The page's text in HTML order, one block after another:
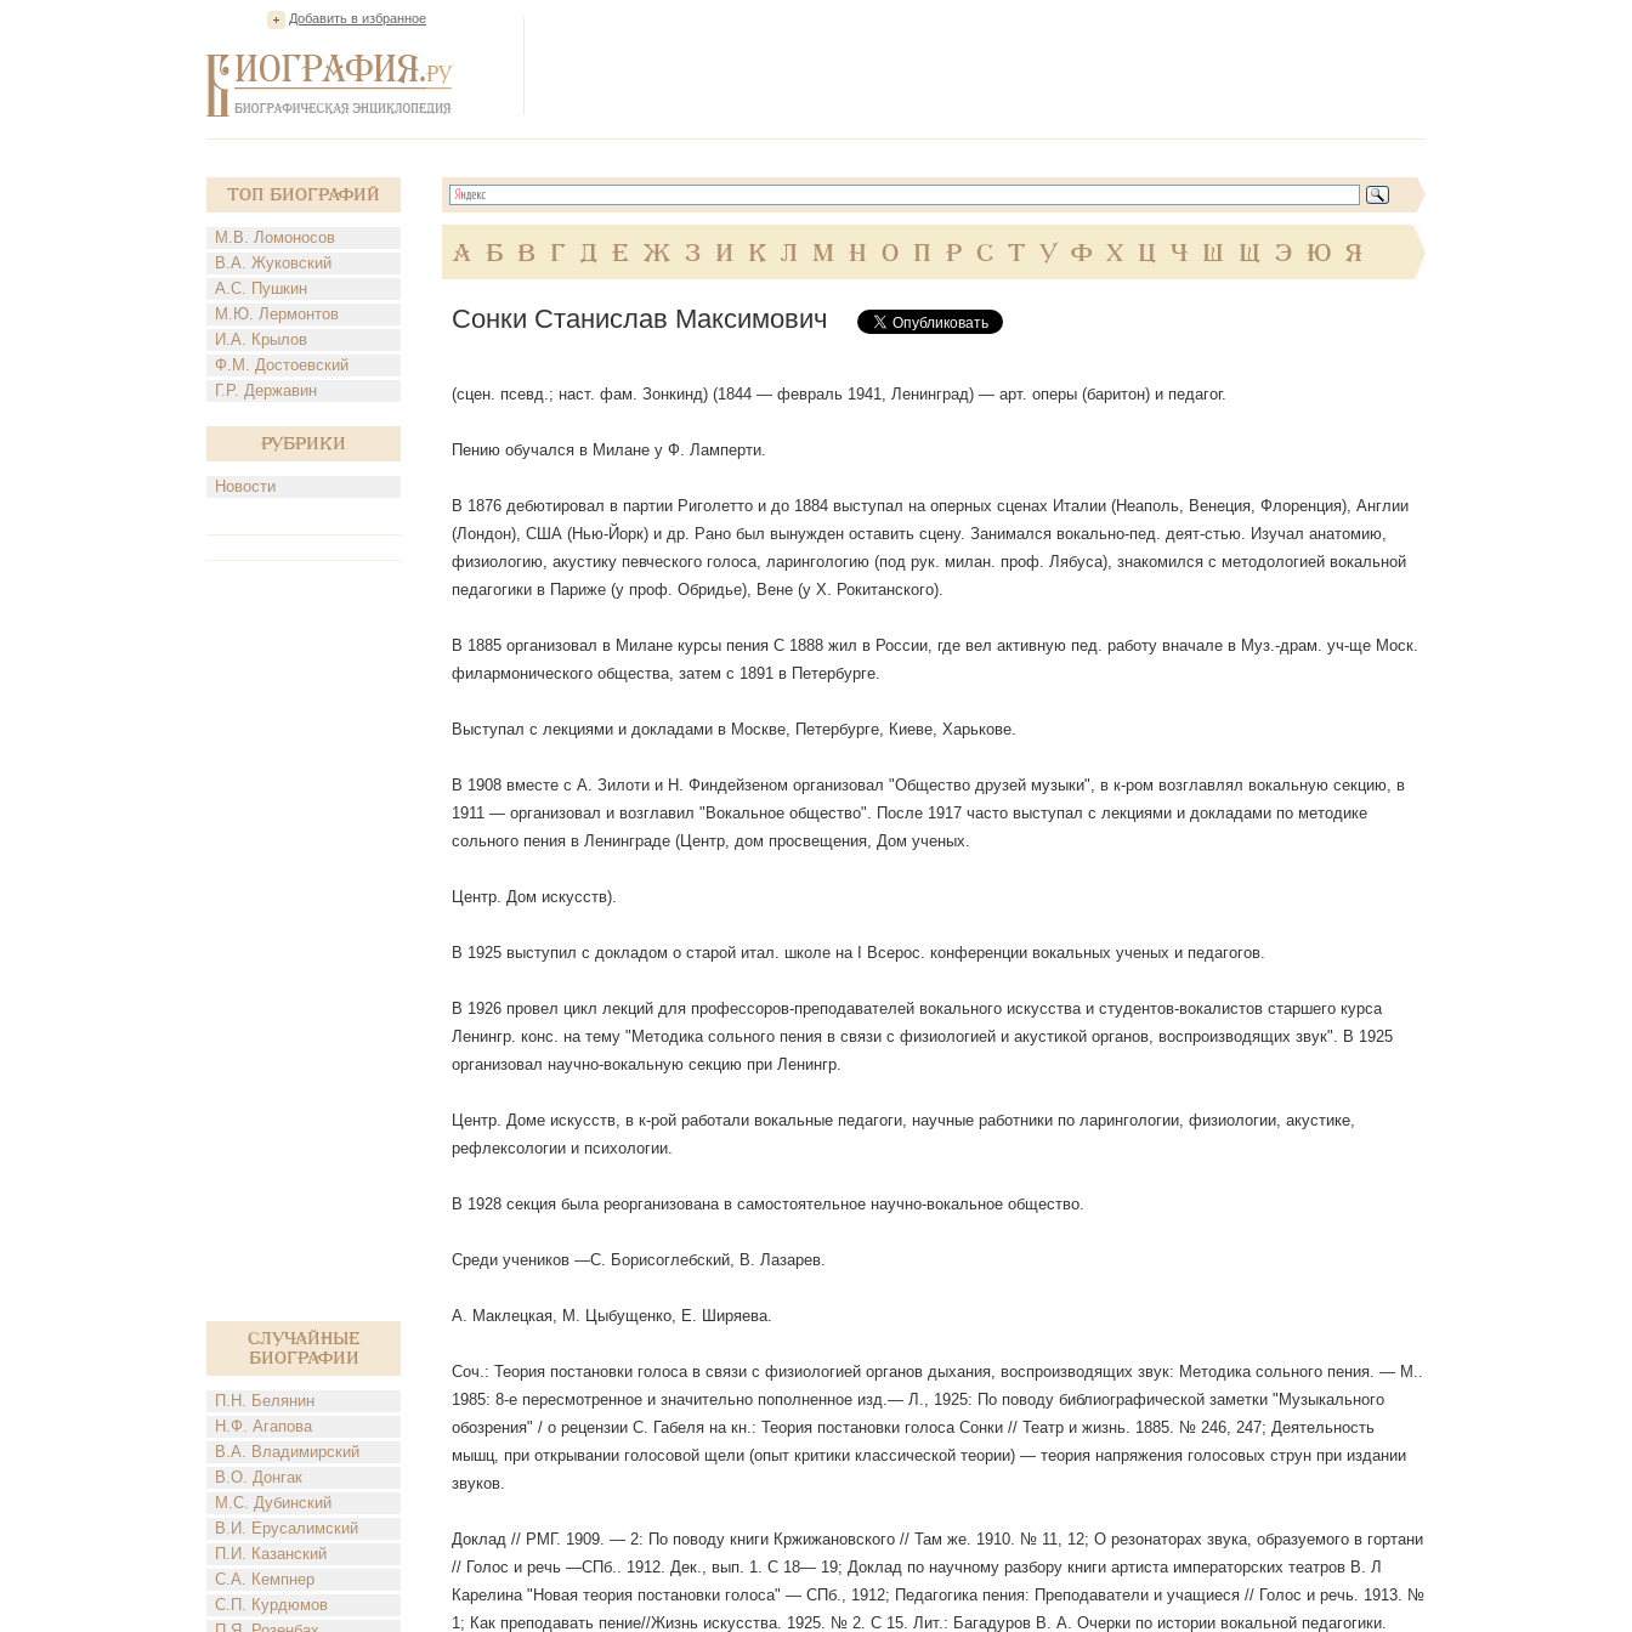
Добавить в избранное
Топ Биографий
М.В. Ломоносов
В.А. Жуковский
А.С. Пушкин
М.Ю. Лермонтов
И.А. Крылов
Ф.М. Достоевский
Г.Р. Державин
Рубрики
Новости
Случайные
биографии
П.Н. Белянин
Н.Ф. Агапова
В.А. Владимирский
В.О. Донгак
М.С. Дубинский
В.И. Ерусалимский
П.И. Казанский
С.А. Кемпнер
С.П. Курдюмов
А Б В Г Д Е Ж З И К Л М Н О П Р С Т У Ф Х Ц Ч Ш Щ Э Ю Я
Сонки Станислав Максимович
(сцен. псевд.; наст. фам. Зонкинд) (1844 — февраль 1941, Ленинград) — арт. оперы (баритон) и педагог.
Пению обучался в Милане у Ф. Ламперти.
В 1876 дебютировал в партии Риголетто и до 1884 выступал на оперных сценах Италии (Неаполь, Венеция, Флоренция), Англии
(Лондон), США (Нью-Йорк) и др. Рано был вынужден оставить сцену. Занимался вокально-пед. деят-стью. Изучал анатомию,
физиологию, акустику певческого голоса, ларингологию (под рук. милан. проф. Лябуса), знакомился с методологией вокальной
педагогики в Париже (у проф. Обридье), Вене (у X. Рокитанского).
В 1885 организовал в Милане курсы пения С 1888 жил в России, где вел активную пед. работу вначале в Муз.-драм. уч-ще Моск.
филармонического общества, затем с 1891 в Петербурге.
Выступал с лекциями и докладами в Москве, Петербурге, Киеве, Харькове.
В 1908 вместе с А. Зилоти и Н. Финдейзеном организовал "Общество друзей музыки", в к-ром возглавлял вокальную секцию, в
1911 — организовал и возглавил "Вокальное общество". После 1917 часто выступал с лекциями и докладами по методике
сольного пения в Ленинграде (Центр, дом просвещения, Дом ученых.
Центр. Дом искусств).
В 1925 выступил с докладом о старой итал. школе на I Всерос. конференции вокальных ученых и педагогов.
В 1926 провел цикл лекций для профессоров-преподавателей вокального искусства и студентов-вокалистов старшего курса
Ленингр. конс. на тему "Методика сольного пения в связи с физиологией и акустикой органов, воспроизводящих звук". В 1925
организовал научно-вокальную секцию при Ленингр.
Центр. Доме искусств, в к-рой работали вокальные педагоги, научные работники по ларингологии, физиологии, акустике,
рефлексологии и психологии.
В 1928 секция была реорганизована в самостоятельное научно-вокальное общество.
Среди учеников —С. Борисоглебский, В. Лазарев.
А. Маклецкая, М. Цыбущенко, Е. Ширяева.
Соч.: Теория постановки голоса в связи с физиологией органов дыхания, воспроизводящих звук: Методика сольного пения. — М..
1985: 8-е пересмотренное и значительно пополненное изд.— Л., 1925: По поводу библиографической заметки "Музыкального
обозрения" / о рецензии С. Габеля на кн.: Теория постановки голоса Сонки // Театр и жизнь. 1885. № 246, 247; Деятельность
мышц, при открывании голосовой щели (опыт критики классической теории) — теория напряжения голосовых струн при издании
звуков.
Доклад // РМГ. 1909. — 2: По поводу книги Кржижановского // Там же. 1910. № 11, 12; О резонаторах звука, образуемого в гортани
// Голос и речь —СПб.. 1912. Дек., вып. 1. С 18— 19; Доклад по научному разбору книги артиста императорских театров В. Л
Карелина "Новая теория постановки голоса" — СПб., 1912; Педагогика пения: Преподаватели и учащиеся // Голос и речь. 1913. №
1; Как преподавать пение//Жизнь искусства. 1925. № 2. С 15. Лит.: Багадуров В. А. Очерки по истории вокальной педагогики.